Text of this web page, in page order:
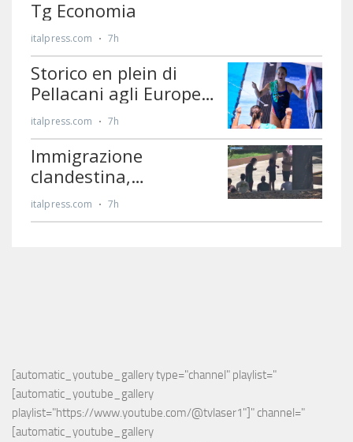
[automatic_youtube_gallery type="channel" playlist="
[automatic_youtube_gallery
playlist="https://www.youtube.com/@tvlaser1"]" channel="
[automatic_youtube_gallery